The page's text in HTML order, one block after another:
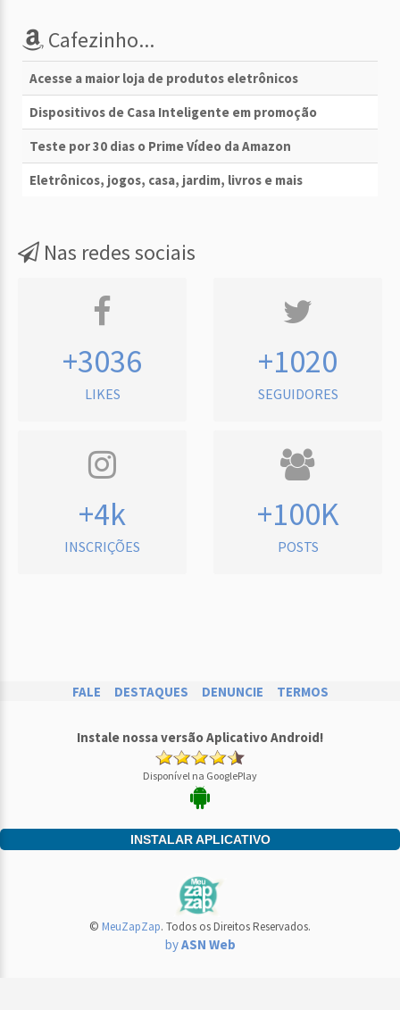
Cafezinho...
Acesse a maior loja de produtos eletrônicos
Dispositivos de Casa Inteligente em promoção
Teste por 30 dias o Prime Vídeo da Amazon
Eletrônicos, jogos, casa, jardim, livros e mais
Nas redes sociais
+3036
LIKES
+1020
SEGUIDORES
+4k
INSCRIÇÕES
+100K
POSTS
FALE DESTAQUES DENUNCIE TERMOS
Instale nossa versão Aplicativo Android!
Disponível na GooglePlay
INSTALAR APLICATIVO
© MeuZapZap. Todos os Direitos Reservados.
byASN Web